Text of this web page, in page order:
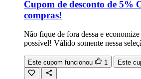
Cupom de desconto de 5%
compras!
Não fique de fora dessa e
possível! Válido somente nessa
Este cupom funcionou 1 Este